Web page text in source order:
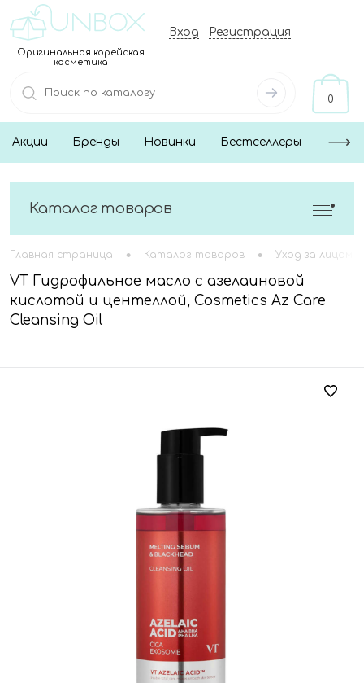
Оригинальная корейская
косметика
Вход Регистрация
0
Акции Бренды Новинки Бестселлеры
Каталог товаров
Главная страница • Каталог товаров • Уход за лицом
VT Гидрофильное масло с азелаиновой
кислотой и центеллой, Cosmetics Az Care
Cleansing Oil